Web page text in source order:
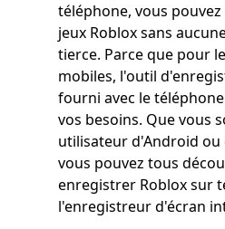
téléphone, vous
jeux Roblox sans
tierce. Parce que pour
mobiles, l'outil
fourni avec le
vos besoins. Que vous
utilisateur d'Android ou
vous pouvez tous
enregistrer Roblox sur
l'enregistreur d'écran